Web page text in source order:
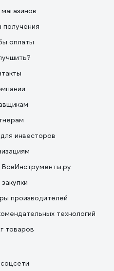
оплаты
инвесторов
производителей
технологий
товаров